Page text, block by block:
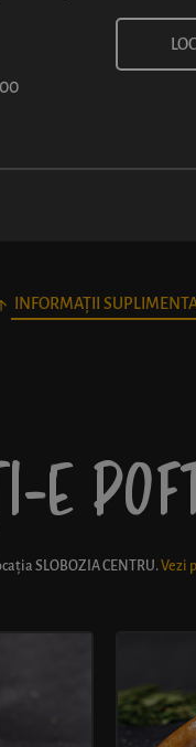
INFORMAȚII
E
SLOBOZIA CENTRU. Vezi